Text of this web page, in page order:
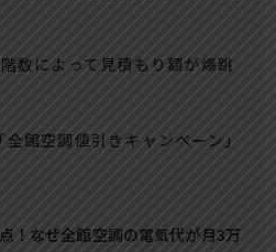
数によって見積もり額が爆跳
館空調値引きキャンペーン」
！なぜ全館空調の電気代が月3万